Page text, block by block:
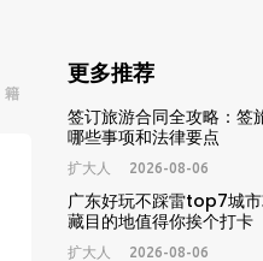
籍
更多推荐
签订旅游合同全攻略：签
哪些事项和法律要点
扩大人 2026-08-06
广东好玩不踩雷top7城
藏目的地值得你挨个打卡
扩大人 2026-08-06